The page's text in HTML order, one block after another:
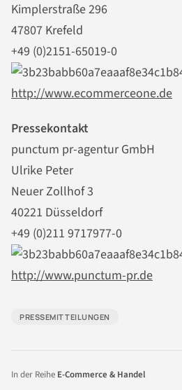
Kimplerstraße 296
47807 Krefeld
+49 (0)2151-65019-0
http://www.ecommerceone.de
Pressekontakt
punctum pr-agentur GmbH
Ulrike Peter
Neuer Zollhof 3
40221 Düsseldorf
+49 (0)211 9717977-0
http://www.punctum-pr.de
PRESSEMITTEILUNGEN
In der Reihe E-Commerce & Handel